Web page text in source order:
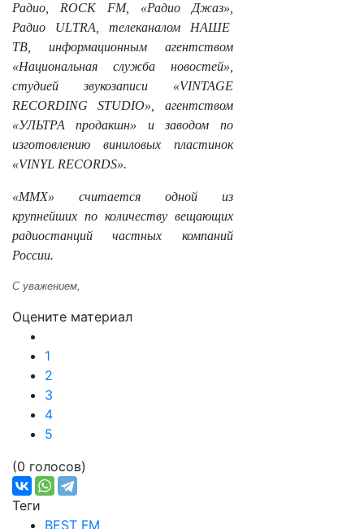
Радио, ROCK FM, «Радио Джаз»,
Радио ULTRA, телеканалом НАШЕ
ТВ, информационным агентством
«Национальная служба новостей»,
студией звукозаписи «VINTAGE
RECORDING STUDIO», агентством
«УЛЬТРА продакшн» и заводом по
изготовлению виниловых пластинок
«VINYL RECORDS».
«ММХ» считается одной из
крупнейших по количеству вещающих
радиостанций частных компаний
России.
С уважением,
Оцените материал
1
2
3
4
5
(0 голосов)
Теги
BEST FM